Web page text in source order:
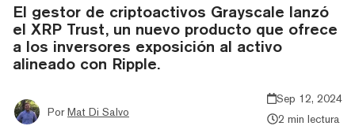
El gestor de criptoactivos Grayscale lanzó
el XRP Trust, un nuevo producto que ofrece
a los inversores exposición al activo
alineado con Ripple.
Por Mat Di Salvo
Sep 12, 2024
2 min lectura